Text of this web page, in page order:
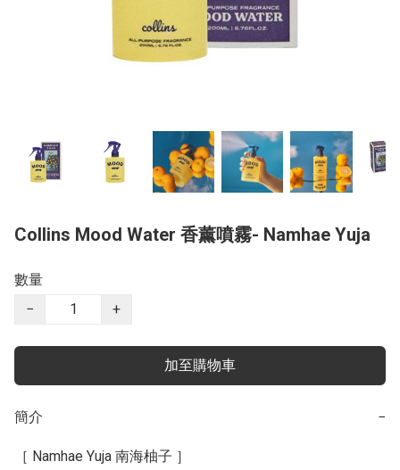
Collins Mood Water 香薰噴霧- Namhae Yuja
數量
−
+
加至購物車
簡介 −
［ Namhae Yuja 南海柚子 ］